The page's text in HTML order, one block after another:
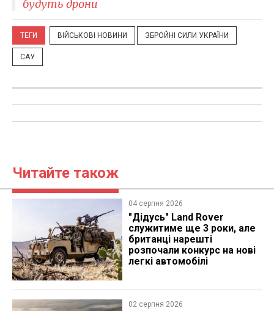
будуть дрони
ТЕГИ ВІЙСЬКОВІ НОВИНИ ЗБРОЙНІ СИЛИ УКРАЇНИ
САУ
Читайте також
04 серпня 2026
"Дідусь" Land Rover
служитиме ще 3 роки, але
британці нарешті
розпочали конкурс на нові
легкі автомобілі
02 серпня 2026